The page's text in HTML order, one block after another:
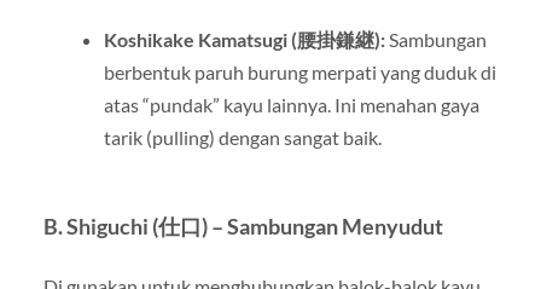
Koshikake Kamatsugi (腰掛鎌継):Sambungan
berbentuk paruh burung merpati yang duduk di
atas “pundak” kayu lainnya. Ini menahan gaya
tarik (pulling) dengan sangat baik.
B. Shiguchi (仕口) – Sambungan Menyudut